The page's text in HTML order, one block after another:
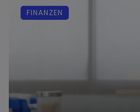
FINANZEN